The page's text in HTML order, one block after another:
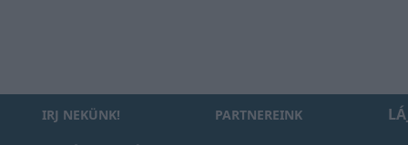
IRJ NEKÜNK! PARTNEREINK